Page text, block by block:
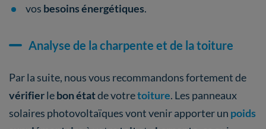
vos besoins énergétiques.
Analyse de la charpente et de la toiture
Par la suite, nous vous recommandons fortement de
vérifierlebon étatde votretoiture. Les panneaux
solaires photovoltaïques vont venir apporter un poids